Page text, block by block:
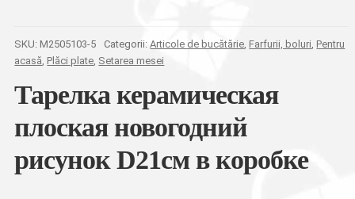
SKU: M2505103-5 Categorii:Articole de bucătărie, Farfurii, boluri, Pentru
acasă, Plăci plate, Setarea mesei
Тарелка керамическая
плоская новогодний
рисунок D21см в коробке